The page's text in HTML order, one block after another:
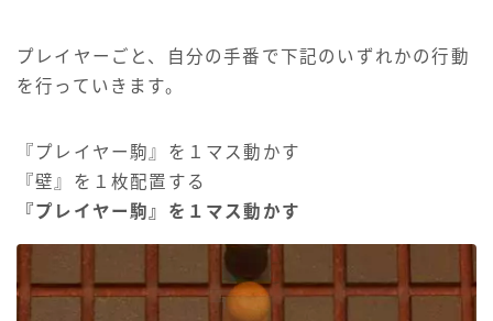
プレイヤーごと、自分の手番で下記のいずれかの行動
を行っていきます。
『プレイヤー駒』を１マス動かす
『壁』を１枚配置する
『プレイヤー駒』を１マス動かす